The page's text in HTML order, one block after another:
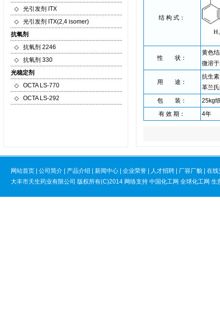
◇
光引发剂 ITX
◇
光引发剂 ITX(2,4 isomer)
抗氧剂
◇
抗氧剂 2246
◇
抗氧剂 330
光稳定剂
◇
OCTA LS-770
◇
OCTA LS-292
结 构 式：
性 状：
黄色
微溶
用 途：
抗生
革兰
包 装：
25kg
有 效 期：
4年
网站首页 公司简介 产品介绍 新闻中心 企业荣誉 人才招聘 厂容厂貌
在线
大丰市天生药业有限公司 版权所有(C)2014 网络支持 中国化工网 全球化工网 生